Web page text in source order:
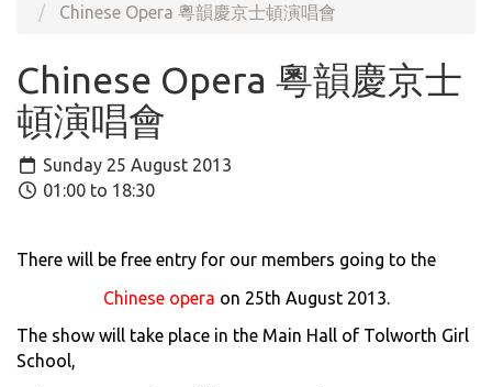
Chinese Opera 粵韻慶京士頓演唱會
Chinese Opera 粵韻慶京士
頓演唱會
Sunday 25 August 2013
01:00 to 18:30
There will be free entry for our members going to the
Chinese opera on 25th August 2013.
The show will take place in the Main Hall of Tolworth Girl
School,